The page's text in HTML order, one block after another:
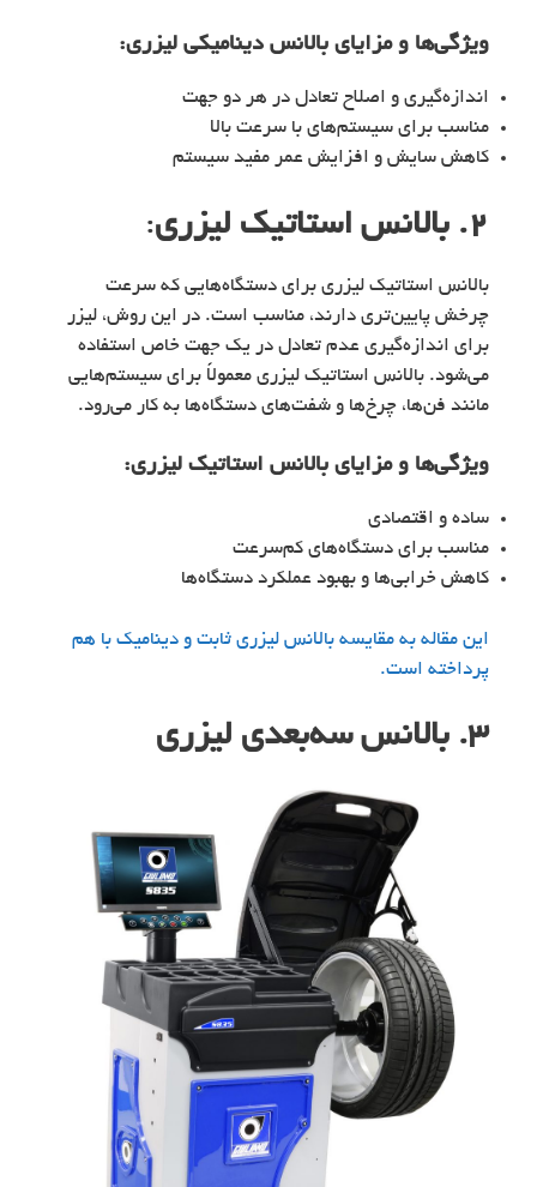
ویژگی‌ها و مزایای بالانس دینامیکی لیزری:
اندازه‌گیری و اصلاح تعادل در هر دو جهت
مناسب برای سیستم‌های با سرعت بالا
کاهش سایش و افزایش عمر مفید سیستم
۲. بالانس استاتیک لیزری :
بالانس استاتیک لیزری برای دستگاه‌هایی که سرعت
چرخش پایین‌تری دارند، مناسب است. در این روش، لیزر
برای اندازه‌گیری عدم تعادل در یک جهت خاص استفاده
می‌شود. بالانس استاتیک لیزری معمولاً برای سیستم‌هایی
مانند فن‌ها، چرخ‌ها و شفت‌های دستگاه‌ها به کار می‌رود.
ویژگی‌ها و مزایای بالانس استاتیک لیزری:
ساده و اقتصادی
مناسب برای دستگاه‌های کم‌سرعت
کاهش خرابی‌ها و بهبود عملکرد دستگاه‌ها
این مقاله به مقایسه بالانس لیزری ثابت و دینامیک با هم
پرداخته است.
۳. بالانس سه‌بعدی لیزری